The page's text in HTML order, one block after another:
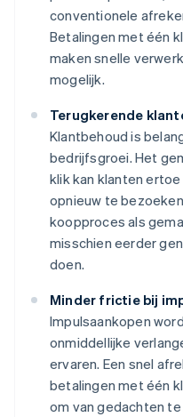
conventionele
Betalingen met één
maken snelle
mogelijk.
Terugkerende
Klantbehoud is
bedrijfsgroei. Het
klik kan klanten
opnieuw te
koopproces als
misschien eerder
doen.
Minder frictie bij
Impulsaankopen
onmiddellijke
ervaren. Een snel
betalingen met één
om van gedachten